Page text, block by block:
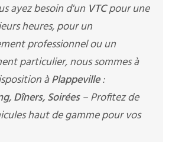
ayez besoin d'un VTCpour une
heures, pour un
professionnel ou un
particulier, nous sommes à
àPlappeville:
Dîners, Soirées– Profitez de
haut de gamme pour vos